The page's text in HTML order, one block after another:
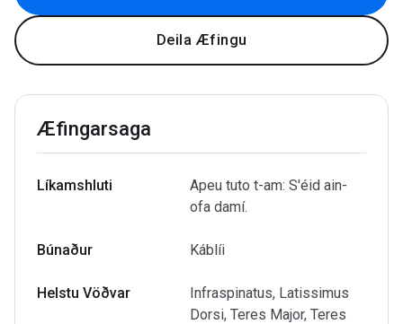
Deila Æfingu
Æfingarsaga
Líkamshluti
Apeu tuto t-am: S'éid ain-
ofa damí.
Búnaður Káblíi
Helstu Vöðvar
Infraspinatus, Latissimus
Dorsi, Teres Major, Teres